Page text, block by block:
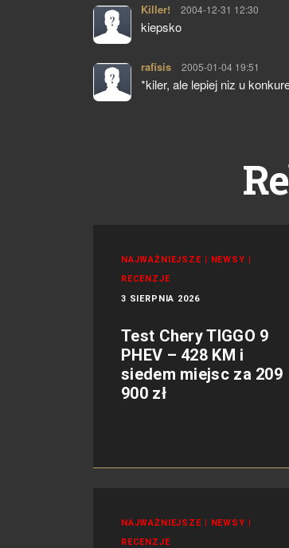
Killer! pisze:
2004-12-31 12:30
kiepsko
rafisis pisze:
2005-01-04 19:51
*kiler, ale lepiej niz u
NAJWAŻNIEJSZE | NEWSY |
RECENZJE
3 SIERPNIA 2026
Test Chery TIGGO 9
PHEV – 428 KM i
siedem miejsc za 209
900 zł
NAJWAŻNIEJSZE | NEWSY |
RECENZJE